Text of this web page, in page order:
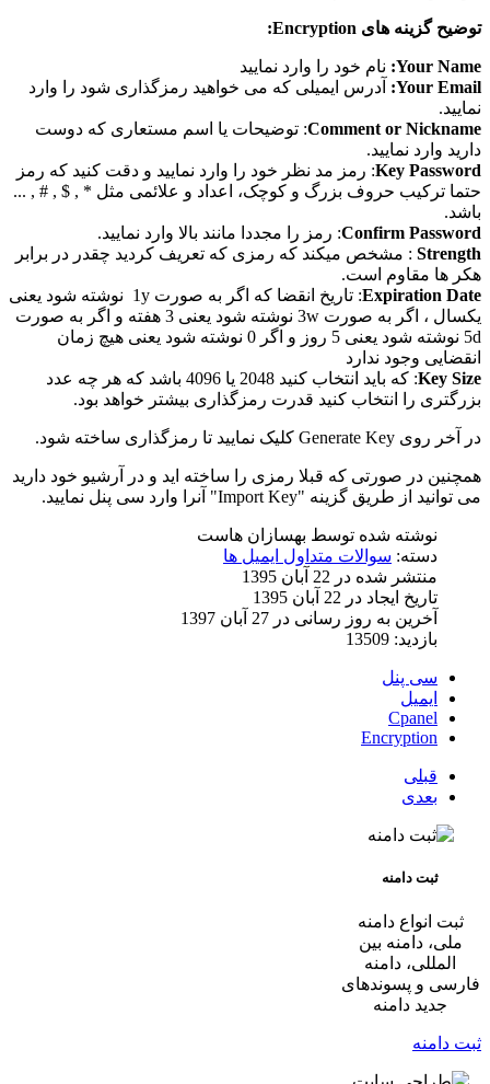
توضیح گزینه های Encryption:
Your Name: نام خود را وارد نمایید
Your Email:
آدرس ایمیلی که می خواهید رمزگذاری شود را وارد
نمایید.
Comment or Nickname: توضیحات یا اسم مستعاری که دوست
دارید وارد نمایید.
Key Password: رمز مد نظر خود را وارد نمایید و دقت کنید که رمز
حتما ترکیب حروف بزرگ و کوچک، اعداد و علائمی مثل * , $ , # , ...
باشد.
Confirm Password: رمز را مجددا مانند بالا وارد نمایید.
Strength : مشخص میکند که رمزی که تعریف کردید چقدر در برابر
هکر ها مقاوم است.
Expiration Date
: تاریخ انقضا که اگر به صورت 1y نوشته شود یعنی
یکسال ، اگر به صورت 3w نوشته شود یعنی 3 هفته و اگر به صورت
5d نوشته شود یعنی 5 روز و اگر 0 نوشته شود یعنی هیچ زمان
انقضایی وجود ندارد
Key Size
: که باید انتخاب کنید 2048 یا 4096 باشد که هر چه عدد
بزرگتری را انتخاب کنید قدرت رمزگذاری بیشتر خواهد بود.
در آخر روی Generate Key کلیک نمایید تا رمزگذاری ساخته شود.
همچنین در صورتی که قبلا رمزی را ساخته اید و در آرشیو خود دارید
می توانید از طریق گزینه "Import Key" آنرا وارد سی پنل نمایید.
نوشته شده توسط بهسازان هاست
دسته: سوالات متداول ایمیل ها
منتشر شده در 22 آبان 1395
تاریخ ایجاد در 22 آبان 1395
آخرین به روز رسانی در 27 آبان 1397
بازدید: 13509
سی پنل
ایمیل
Cpanel
Encryption
قبلی
بعدی
ثبت دامنه
ثبت انواع دامنه
ملی، دامنه بین
المللی، دامنه
فارسی و پسوندهای
جدید دامنه
ثبت دامنه